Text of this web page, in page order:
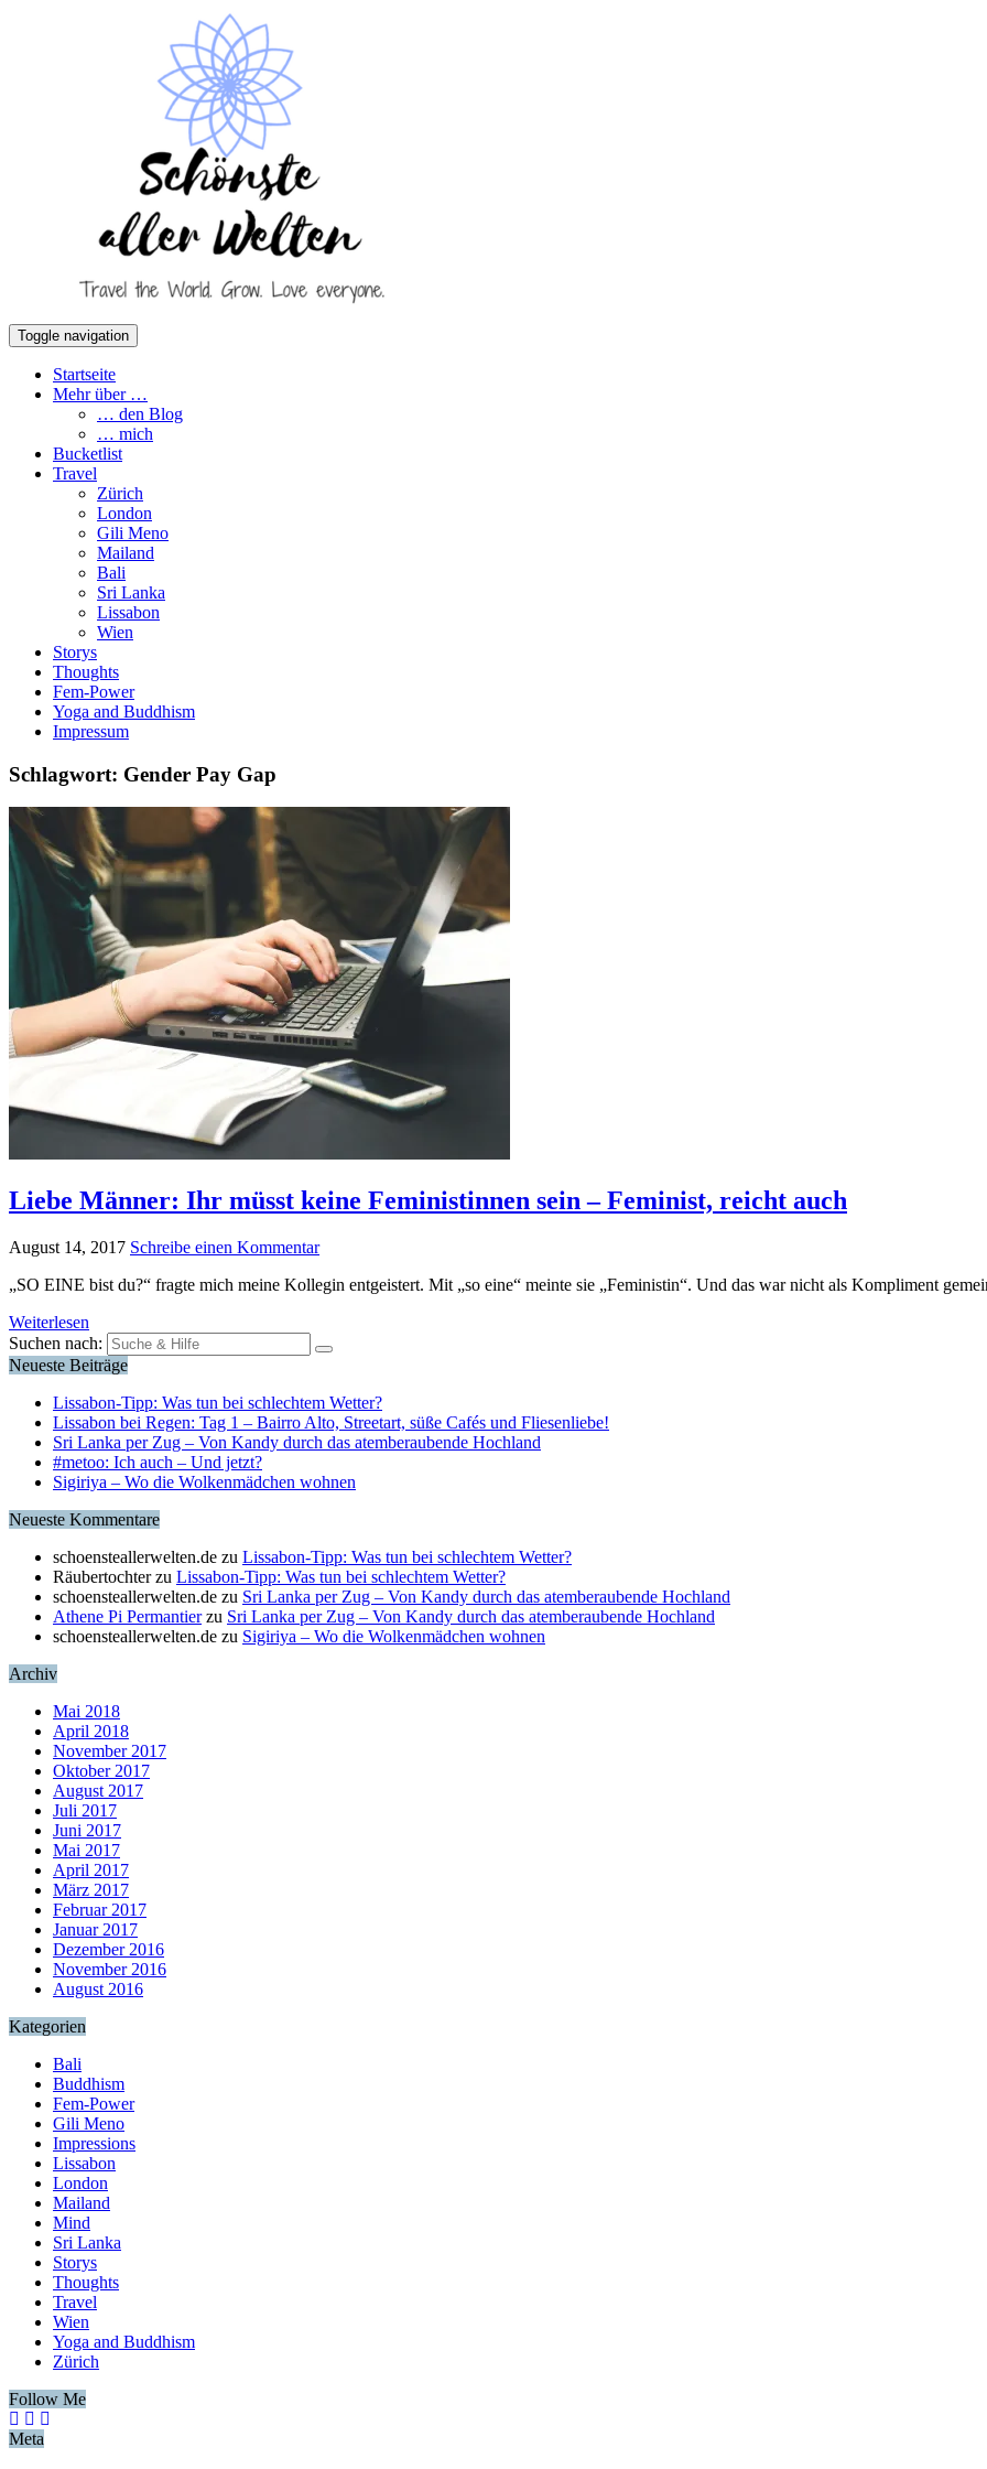
Toggle navigation
Startseite
Mehr über …
… den Blog
… mich
Bucketlist
Travel
Zürich
London
Gili Meno
Mailand
Bali
Sri Lanka
Lissabon
Wien
Storys
Thoughts
Fem-Power
Yoga and Buddhism
Impressum
Schlagwort: Gender Pay Gap
Liebe Männer: Ihr müsst keine Feministinnen sein – Feminist, reicht auch
August 14, 2017 Schreibe einen Kommentar
„SO EINE bist du?“ fragte mich meine Kollegin entgeistert. Mit „so eine“ meinte sie „Feministin“. Und das war nicht als Kompliment
Weiterlesen
Suchen nach:
Neueste Beiträge
Lissabon-Tipp: Was tun bei schlechtem Wetter?
Lissabon bei Regen: Tag 1 – Bairro Alto, Streetart, süße Cafés und Fliesenliebe!
Sri Lanka per Zug – Von Kandy durch das atemberaubende Hochland
#metoo: Ich auch – Und jetzt?
Sigiriya – Wo die Wolkenmädchen wohnen
Neueste Kommentare
schoensteallerwelten.de zu Lissabon-Tipp: Was tun bei schlechtem Wetter?
Räubertochterzu Lissabon-Tipp: Was tun bei schlechtem Wetter?
schoensteallerwelten.de zu Sri Lanka per Zug – Von Kandy durch das atemberaubende Hochland
Athene Pi Permantierzu Sri Lanka per Zug – Von Kandy durch das atemberaubende Hochland
schoensteallerwelten.de zu Sigiriya – Wo die Wolkenmädchen wohnen
Archiv
Mai 2018
April 2018
November 2017
Oktober 2017
August 2017
Juli 2017
Juni 2017
Mai 2017
April 2017
März 2017
Februar 2017
Januar 2017
Dezember 2016
November 2016
August 2016
Kategorien
Bali
Buddhism
Fem-Power
Gili Meno
Impressions
Lissabon
London
Mailand
Mind
Sri Lanka
Storys
Thoughts
Travel
Wien
Yoga and Buddhism
Zürich
Follow Me
Meta